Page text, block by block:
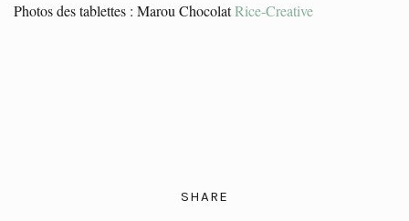
Photos des tablettes : Marou ChocolatRice-Creative
SHARE